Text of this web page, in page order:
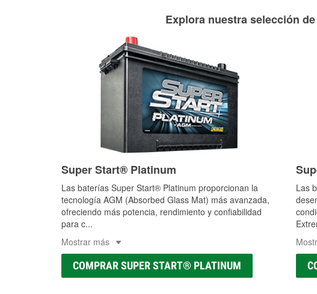
Explora nuestra selección
Super Start® Platinum
Las baterías Super Start® Platinum proporcionan la
tecnología AGM (Absorbed Glass Mat) más avanzada,
ofreciendo más potencia, rendimiento y confiabilidad
para c...
Mostrar más
COMPRAR SUPER START® PLATINUM
Las